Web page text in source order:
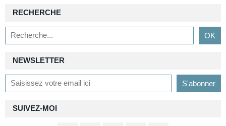
NEWSLETTER
SUIVEZ-MOI
RECHERCHE